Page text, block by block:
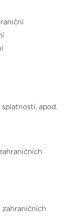
splatností, apod.
zahraničních